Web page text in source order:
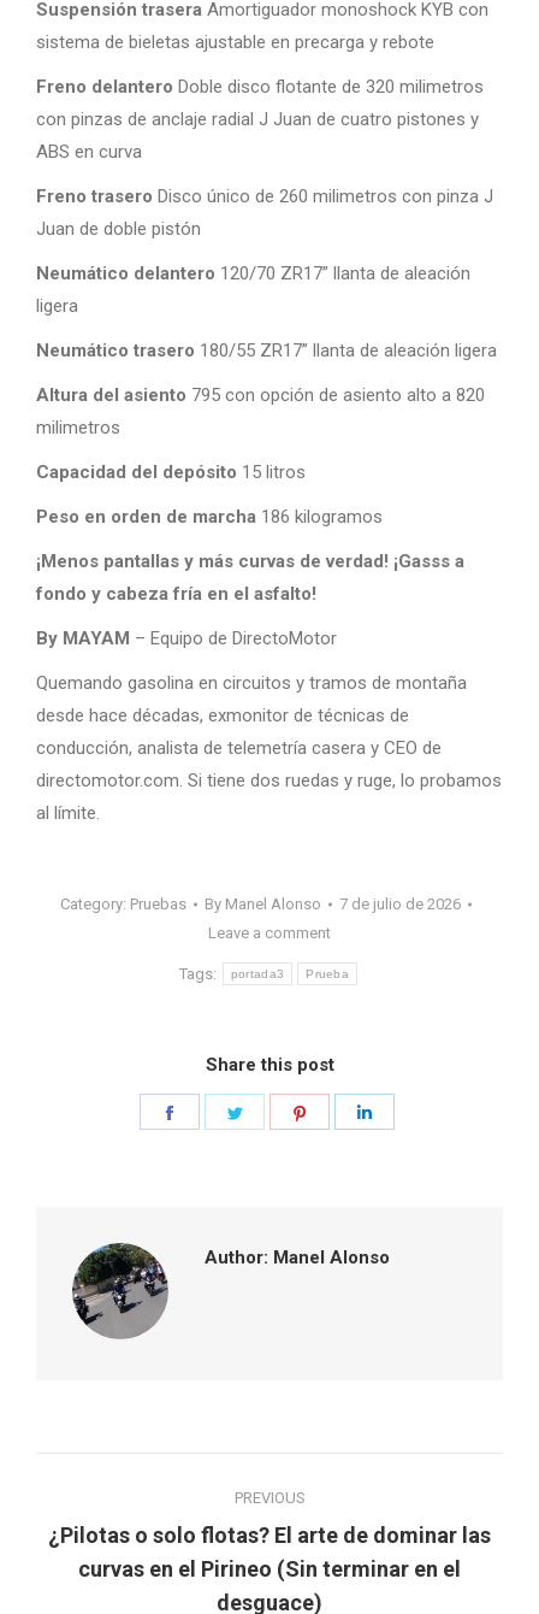
Suspensión trasera Amortiguador monoshock KYB con
sistema de bieletas ajustable en precarga y rebote
Freno delantero Doble disco flotante de 320 milimetros
con pinzas de anclaje radial J Juan de cuatro pistones y
ABS en curva
Freno trasero Disco único de 260 milimetros con pinza J
Juan de doble pistón
Neumático delantero 120/70 ZR17” llanta de aleación
ligera
Neumático trasero 180/55 ZR17” llanta de aleación ligera
Altura del asiento 795 con opción de asiento alto a 820
milimetros
Capacidad del depósito 15 litros
Peso en orden de marcha 186 kilogramos
¡Menos pantallas y más curvas de verdad! ¡Gasss a
fondo y cabeza fría en el asfalto!
By MAYAM – Equipo de DirectoMotor
Quemando gasolina en circuitos y tramos de montaña
desde hace décadas, exmonitor de técnicas de
conducción, analista de telemetría casera y CEO de
directomotor.com. Si tiene dos ruedas y ruge, lo probamos
al límite.
Category: Pruebas By Manel Alonso
7 de julio de 2026
Leave a comment
Tags: portada3 Prueba
Share this post
Author: Manel Alonso
navigation
PREVIOUS
Previous
post:
¿Pilotas o solo flotas? El arte de dominar las
curvas en el Pirineo (Sin terminar en el
desguace)